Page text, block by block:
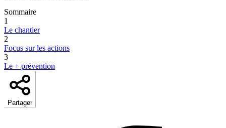
Sommaire
1
Le chantier
2
Focus sur les actions
3
Le + prévention
Partager